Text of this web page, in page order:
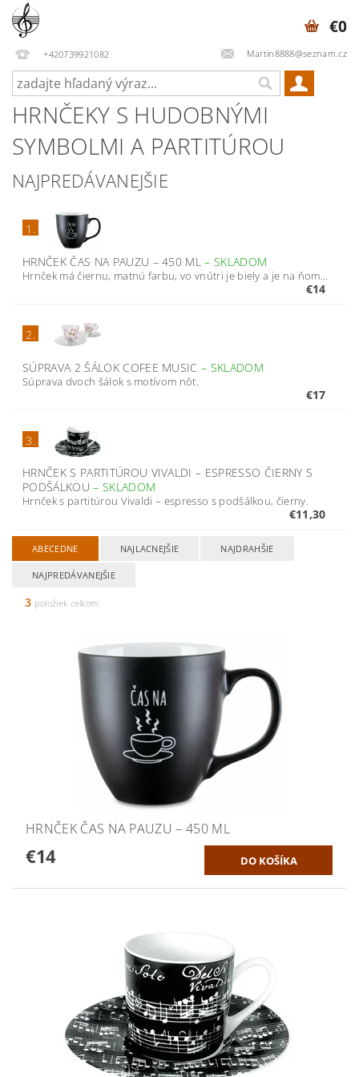
+420739921082 Martin8888@seznam.cz
€0
HRNČEKY S HUDOBNÝMI
SYMBOLMI A PARTITÚROU
NAJPREDÁVANEJŠIE
1.
HRNČEK ČAS NA PAUZU – 450 ML–SKLADOM
Hrnček má čiernu, matnú farbu, vo vnútri je biely a je na ňom...
€14
2.
SÚPRAVA 2 ŠÁLOK COFEE MUSIC– SKLADOM
Súprava dvoch šálok s motívom nôt.
€17
3.
HRNČEK S PARTITÚROU VIVALDI – ESPRESSO ČIERNY S
PODŠÁLKOU– SKLADOM
Hrnček s partitúrou Vivaldi – espresso s podšálkou, čierny.
€11,30
ABECEDNE NAJLACNEJŠIE NAJDRAHŠIE
NAJPREDÁVANEJŠIE
3 položiek celkom
HRNČEK ČAS NA PAUZU – 450 ML
€14